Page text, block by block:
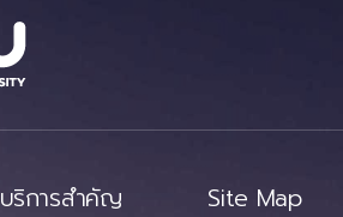
บริการสำคัญ Site Map